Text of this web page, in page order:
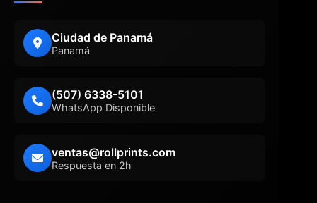
Ciudad de Panamá
Panamá
(507) 6338-5101
WhatsApp Disponible
ventas@rollprints.com
Respuesta en 2h